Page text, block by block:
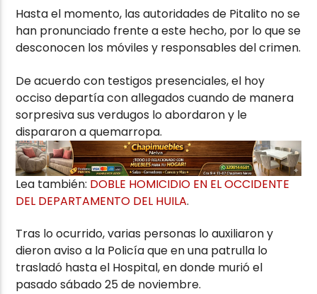
Hasta el momento, las autoridades de Pitalito no se
han pronunciado frente a este hecho, por lo que se
desconocen los móviles y responsables del crimen.
De acuerdo con testigos presenciales, el hoy
occiso departía con allegados cuando de manera
sorpresiva sus verdugos lo abordaron y le
dispararon a quemarropa.
Lea también: DOBLE HOMICIDIO EN EL OCCIDENTE
DEL DEPARTAMENTO DEL HUILA.
Tras lo ocurrido, varias personas lo auxiliaron y
dieron aviso a la Policía que en una patrulla lo
trasladó hasta el Hospital, en donde murió el
pasado sábado 25 de noviembre.